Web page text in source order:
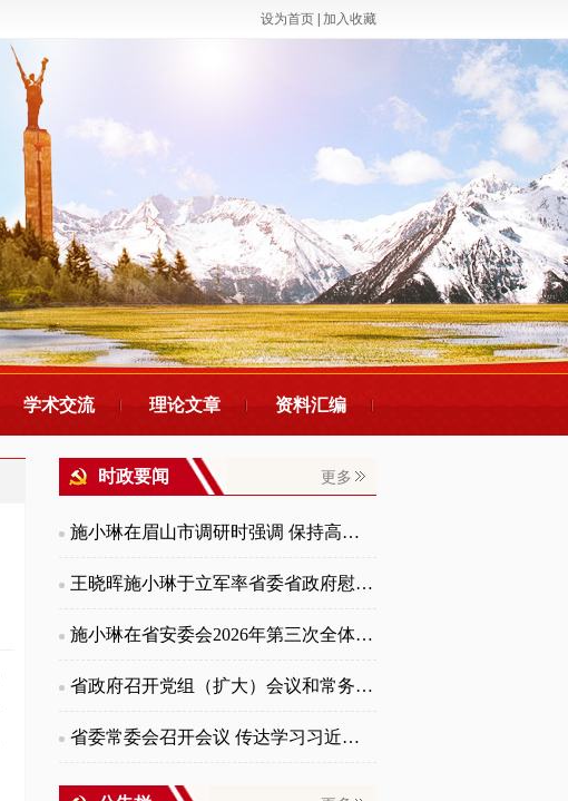
设为首页 加入收藏
学术交流 理论文章 资料汇编